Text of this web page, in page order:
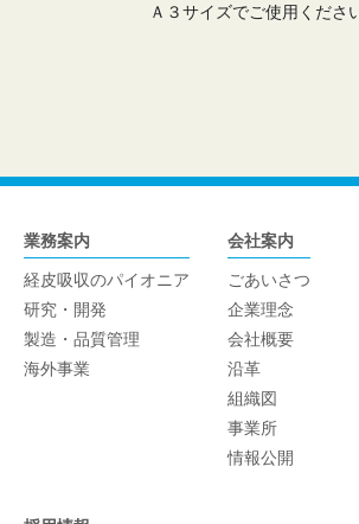
Ａ３サイズでご使用くださ
業務案内
経皮吸収のパイオニア
研究・開発
製造・品質管理
海外事業
会社案内
ごあいさつ
企業理念
会社概要
沿革
組織図
事業所
情報公開